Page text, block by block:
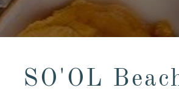
SO'OL